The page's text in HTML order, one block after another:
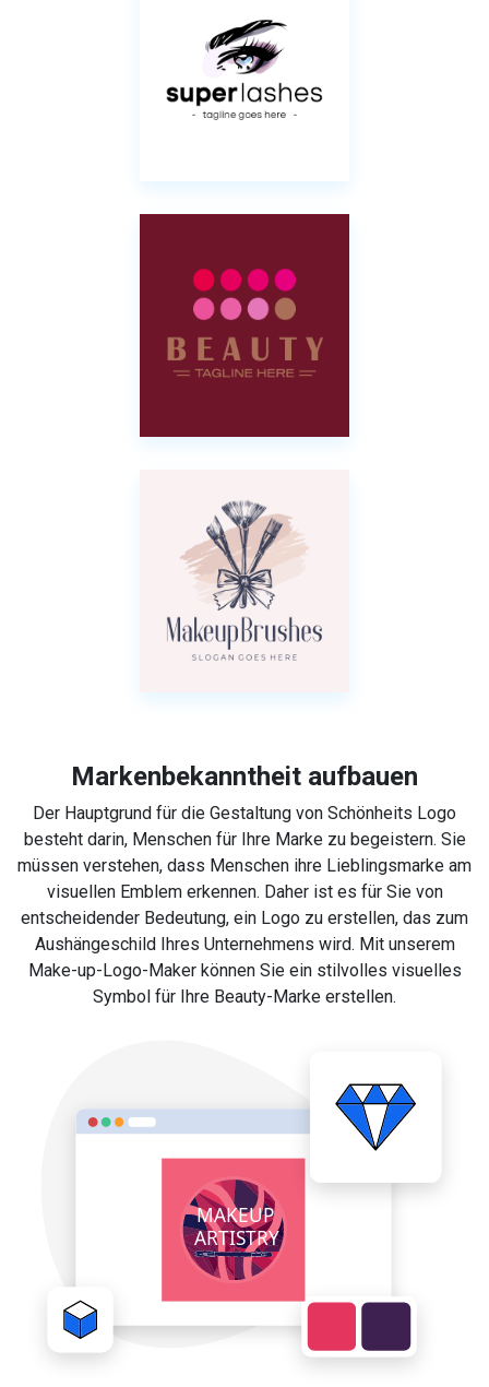
Markenbekanntheit aufbauen
Der Hauptgrund für die Gestaltung von Schönheits Logo
besteht darin, Menschen für Ihre Marke zu begeistern. Sie
müssen verstehen, dass Menschen ihre Lieblingsmarke am
visuellen Emblem erkennen. Daher ist es für Sie von
entscheidender Bedeutung, ein Logo zu erstellen, das zum
Aushängeschild Ihres Unternehmens wird. Mit unserem
Make-up-Logo-Maker können Sie ein stilvolles visuelles
Symbol für Ihre Beauty-Marke erstellen.